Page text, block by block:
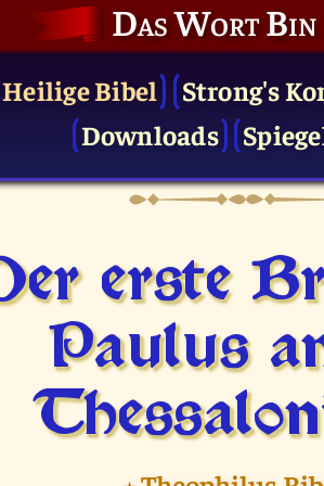
Das Wort
Bibel Strong's
Downloads
erste
Paulus